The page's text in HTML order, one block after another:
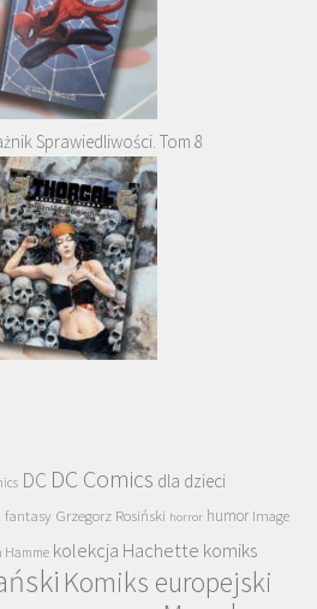
Sprawiedliwości. Tom 8
DC DC Comics dla dzieci
fantasy Grzegorz Rosiński horror humor Image
Hamme kolekcja Hachette komiks
Komiks europejski